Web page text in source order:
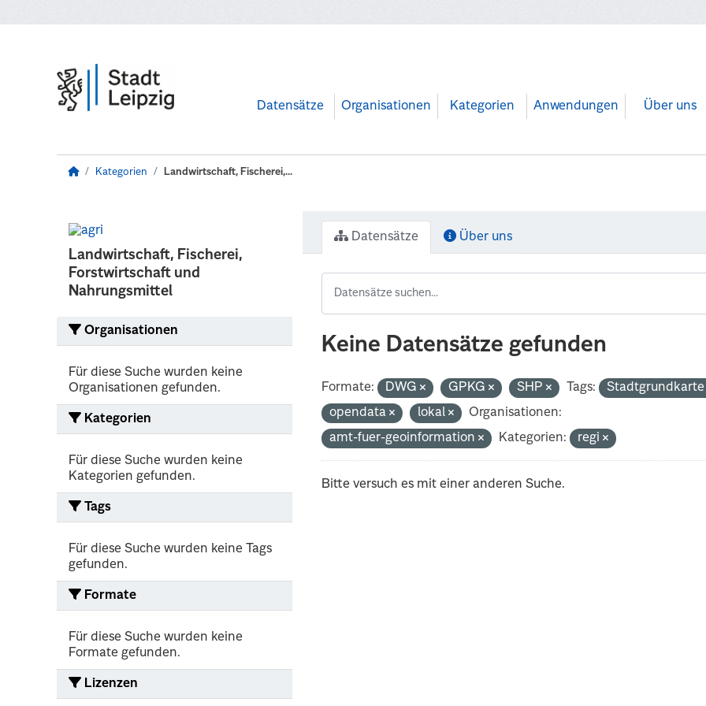
Datensätze Organisationen Kategorien Anwendungen Über uns
Kategorien Landwirtschaft, Fischerei,...
Landwirtschaft, Fischerei,
Forstwirtschaft und
Nahrungsmittel
Organisationen
Für diese Suche wurden keine
Organisationen gefunden.
Kategorien
Für diese Suche wurden keine
Kategorien gefunden.
Tags
Für diese Suche wurden keine Tags
gefunden.
Formate
Für diese Suche wurden keine
Formate gefunden.
Lizenzen
Datensätze Über uns
Keine Datensätze gefunden
Formate: DWG GPKG SHP Tags:
opendata
lokal
Organisationen:
amt-fuer-geoinformation
Kategorien: regi
Bitte versuch es mit einer anderen Suche.